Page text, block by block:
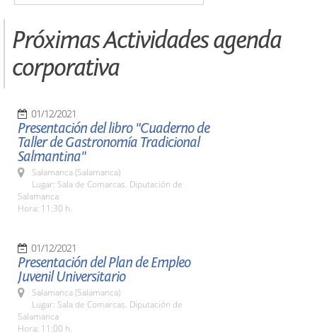
Próximas Actividades agenda
corporativa
01/12/2021
Presentación del libro "Cuaderno de
Taller de Gastronomía Tradicional
Salmantina"
Salamanca (Salamanca)
Lugar: Sala de Comarcas. Diputación de
Salamanca
Hora: 11:30 h.
01/12/2021
Presentación del Plan de Empleo
Juvenil Universitario
Salamanca (Salamanca)
Lugar: Sala de Comarcas. Diputación de
Salamanca
Hora: 11:00 h.